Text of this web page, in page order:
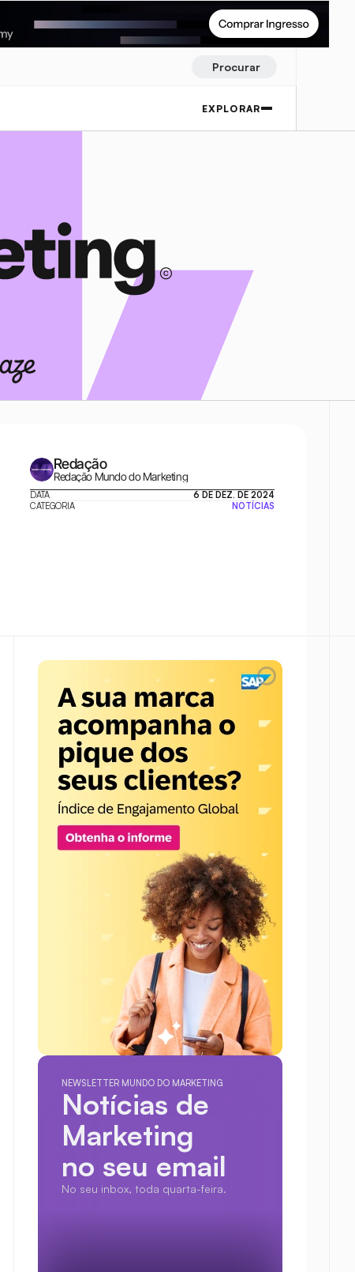
Procurar
EXPLORAR
Redação
Redação Mundo do Marketing
DATA
6 DE DEZ. DE 2024
CATEGORIA
NOTÍCIAS
NEWSLETTER MUNDO DO MARKETING
Notícias de
Marketing
no seu email
No seu inbox, toda quarta-feira.